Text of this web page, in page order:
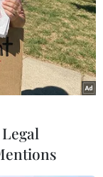
công qua
tăng